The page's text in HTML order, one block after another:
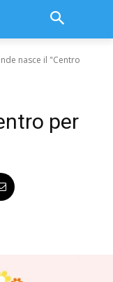
nasce il "Centro
per